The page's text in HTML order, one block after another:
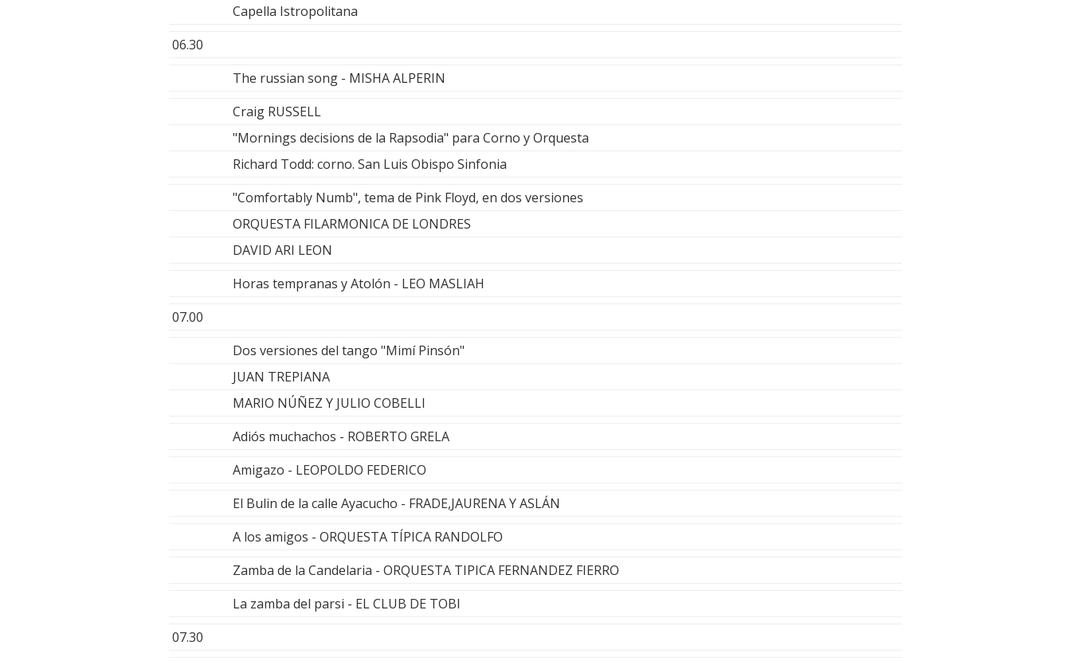
Capella Istropolitana
06.30
The russian song - MISHA ALPERIN
Craig RUSSELL
"Mornings decisions de la Rapsodia" para Corno y Orquesta
Richard Todd: corno. San Luis Obispo Sinfonia
"Comfortably Numb", tema de Pink Floyd, en dos versiones
ORQUESTA FILARMONICA DE LONDRES
DAVID ARI LEON
Horas tempranas y Atolón - LEO MASLIAH
07.00
Dos versiones del tango "Mimí Pinsón"
JUAN TREPIANA
MARIO NÚÑEZ Y JULIO COBELLI
Adiós muchachos - ROBERTO GRELA
Amigazo - LEOPOLDO FEDERICO
El Bulin de la calle Ayacucho - FRADE,JAURENA Y ASLÁN
A los amigos - ORQUESTA TÍPICA RANDOLFO
Zamba de la Candelaria - ORQUESTA TIPICA FERNANDEZ FIERRO
La zamba del parsi - EL CLUB DE TOBI
07.30